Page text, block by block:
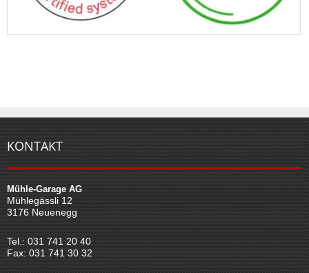
KONTAKT
Mühle-Garage AG
Mühlegässli 12
3176 Neuenegg
Tel.: 031 741 20 40
Fax: 031 741 30 32